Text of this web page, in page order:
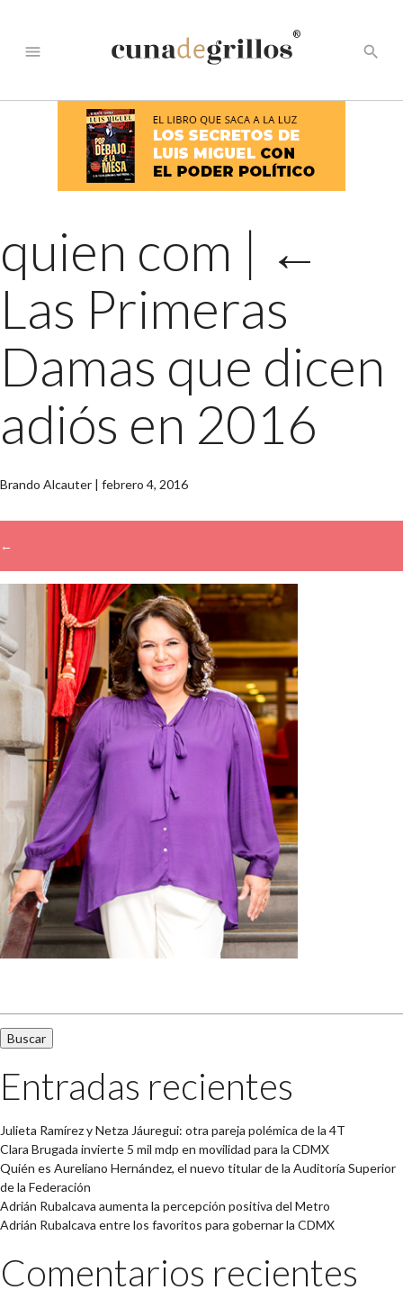
menu
®
search
quien com | ←
Las Primeras
Damas que dicen
adiós en 2016
Brando Alcauter | febrero 4, 2016
←
Entradas recientes
Julieta Ramírez y Netza Jáuregui: otra pareja polémica de la 4T
Clara Brugada invierte 5 mil mdp en movilidad para la CDMX
Quién es Aureliano Hernández, el nuevo titular de la Auditoría Superior
de la Federación
Adrián Rubalcava aumenta la percepción positiva del Metro
Adrián Rubalcava entre los favoritos para gobernar la CDMX
Comentarios recientes